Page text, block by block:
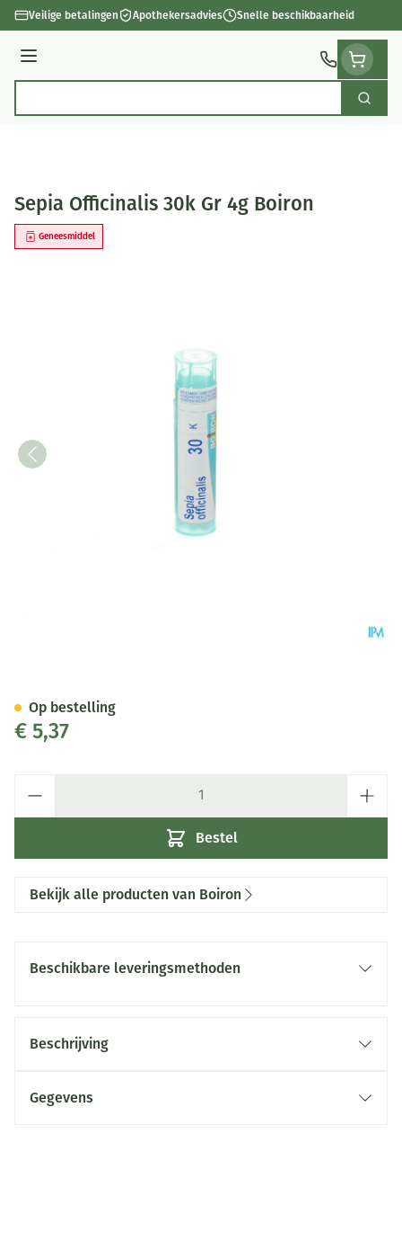
Ga naar de inhoud
Veilige betalingen Apothekersadvies Snelle beschikbaarheid
Menu
Zoek
Sepia Officinalis 30k Gr 4g Boiron
Geneesmiddel
€ 5,37
Bestel
Op bestelling
Bekijk alle producten van Boiron
Beschikbare leveringsmethoden
Beschrijving
Gegevens